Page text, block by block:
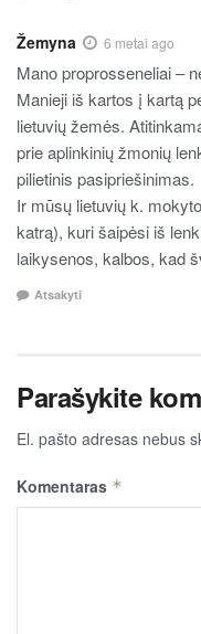
Žemyna 6 metai ago
Mano proprosseneliai –
Manieji iš kartos į kartą
lietuvių žemės.
prie aplinkinių žmonių
pilietinis pasipriešinimas.
Ir mūsų lietuvių k.
katrą), kuri šaipėsi iš
laikysenos, kalbos, kad
Atsakyti
Parašykite
El. pašto adresas nebus
Komentaras *